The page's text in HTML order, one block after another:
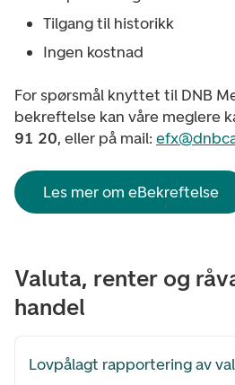
Tilgang til historikk
Ingen kostnad
For spørsmål knyttet til DNB
bekreftelse kan våre meglere
91 20, eller på mail:
Les mer om eBekreftelse
Valuta, renter og
handel
Lovpålagt rapportering av